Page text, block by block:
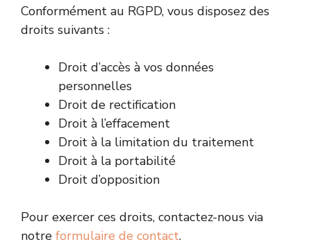
Conformément au RGPD, vous disposez des
droits suivants :
Droit d’accès à vos données
personnelles
Droit de rectification
Droit à l’effacement
Droit à la limitation du traitement
Droit à la portabilité
Droit d’opposition
Pour exercer ces droits, contactez-nous via
notre formulaire de contact.